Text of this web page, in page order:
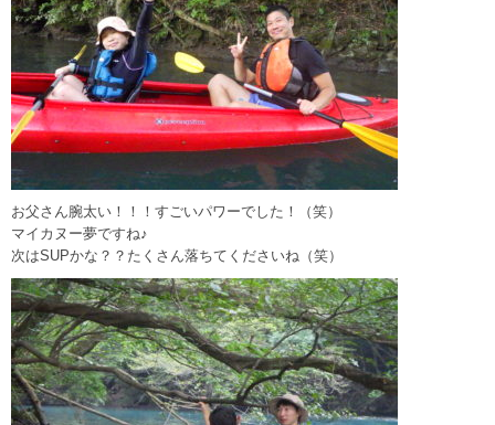
お父さん腕太い！！！すごいパワーでした！（笑）
マイカヌー夢ですね♪
次はSUPかな？？たくさん落ちてくださいね（笑）